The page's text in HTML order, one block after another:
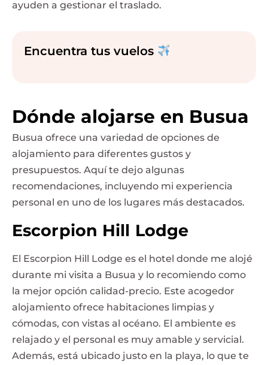
ayuden a gestionar el traslado.
Encuentra tus vuelos
Dónde alojarse en Busua
Busua ofrece una variedad de opciones de
alojamiento para diferentes gustos y
presupuestos. Aquí te dejo algunas
recomendaciones, incluyendo mi experiencia
personal en uno de los lugares más destacados.
Escorpion Hill Lodge
El Escorpion Hill Lodge es el hotel donde me alojé
durante mi visita a Busua y lo recomiendo como
la mejor opción calidad-precio. Este acogedor
alojamiento ofrece habitaciones limpias y
cómodas, con vistas al océano. El ambiente es
relajado y el personal es muy amable y servicial.
Además, está ubicado justo en la playa, lo que te